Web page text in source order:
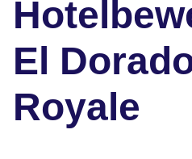
El
Royale